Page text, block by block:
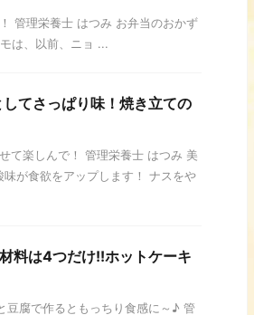
管理栄養士 はつみ お弁当のおかず
、以前、ニョ ...
てさっぱり味！焼き立ての
て楽しんで！ 管理栄養士 はつみ 美
が食欲をアップします！ ナスをや
料は4つだけ!!ホットケーキ
豆腐で作るともっちり食感に～♪ 管